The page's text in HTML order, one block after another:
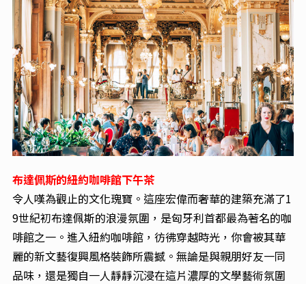
布達佩斯的紐約咖啡館下午茶
令人嘆為觀止的文化瑰寶。這座宏偉而奢華的建築充滿了1
9世紀初布達佩斯的浪漫氛圍，是匈牙利首都最為著名的咖
啡館之一。進入紐約咖啡館，彷彿穿越時光，你會被其華
麗的新文藝復興風格裝飾所震撼。無論是與親朋好友一同
品味，還是獨自一人靜靜沉浸在這片濃厚的文學藝術氛圍